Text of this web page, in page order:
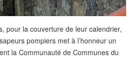
pour la couverture de leur calendrier,
pompiers met à l’honneur un
la Communauté de Communes du